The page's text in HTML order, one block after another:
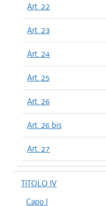
Art. 22
Art. 23
Art. 24
Art. 25
Art. 26
Art. 26 bis
Art. 27
TITOLO IV
Capo I